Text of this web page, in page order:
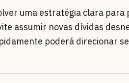
uma estratégia clara para
assumir novas dívidas
poderá direcionar